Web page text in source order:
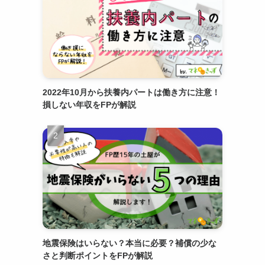
2022年10月から扶養内パートは働き方に注意！
損しない年収をFPが解説
地震保険はいらない？本当に必要？補償の少な
さと判断ポイントをFPが解説